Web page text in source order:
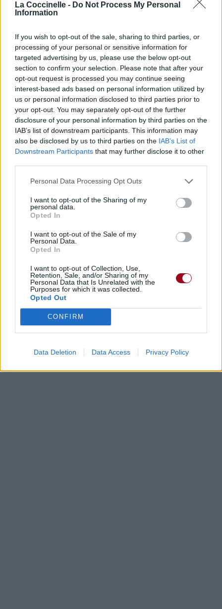
La Coccinelle - Do Not Process My Personal
Information
If you wish to opt-out of the sale, sharing to third parties, or
processing of your personal or sensitive information for
targeted advertising by us, please use the below opt-out
section to confirm your selection. Please note that after your
opt-out request is processed you may continue seeing
interest-based ads based on personal information utilized by
us or personal information disclosed to third parties prior to
your opt-out. You may separately opt-out of the further
disclosure of your personal information by third parties on the
IAB’s list of downstream participants. This information may
also be disclosed by us to third parties on the IAB’s List of
Downstream Participants that may further disclose it to other
Personal Data Processing Opt Outs
I want to opt-out of the Sharing of my
personal data.
Opted In
I want to opt-out of the Sale of my
Personal Data.
Opted In
I want to opt-out of Collection, Use,
Retention, Sale, and/or Sharing of my
Personal Data that Is Unrelated with the
Purposes for which it was collected.
Opted Out
CONFIRM
Data Deletion Data Access Privacy Policy